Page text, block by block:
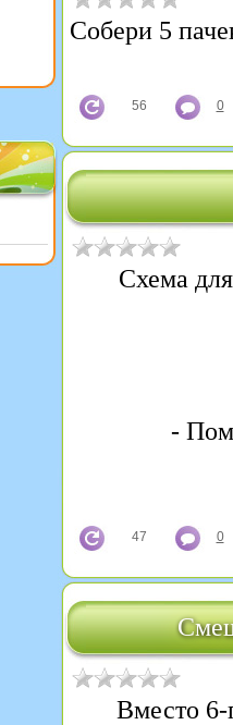
Собери 5
56 0
Схема
-
47 0
Вместо